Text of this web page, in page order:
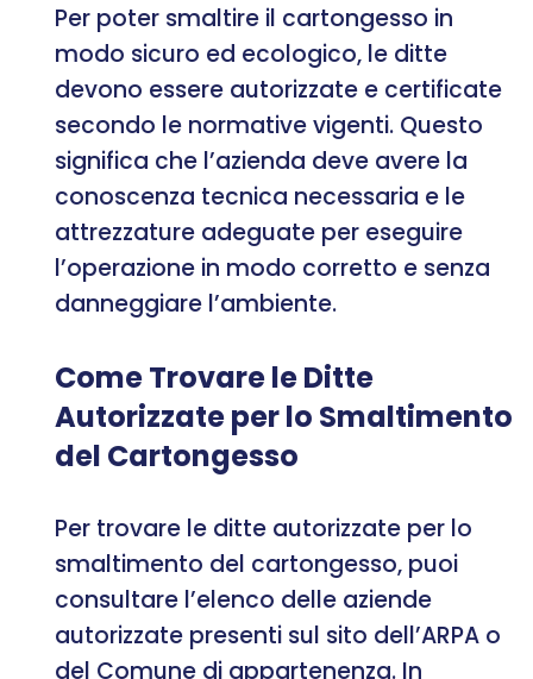
Per poter smaltire il cartongesso in
modo sicuro ed ecologico, le ditte
devono essere autorizzate e certificate
secondo le normative vigenti. Questo
significa che l’azienda deve avere la
conoscenza tecnica necessaria e le
attrezzature adeguate per eseguire
l’operazione in modo corretto e senza
danneggiare l’ambiente.
Come Trovare le Ditte
Autorizzate per lo Smaltimento
del Cartongesso
Per trovare le ditte autorizzate per lo
smaltimento del cartongesso, puoi
consultare l’elenco delle aziende
autorizzate presenti sul sito dell’ARPA o
del Comune di appartenenza. In